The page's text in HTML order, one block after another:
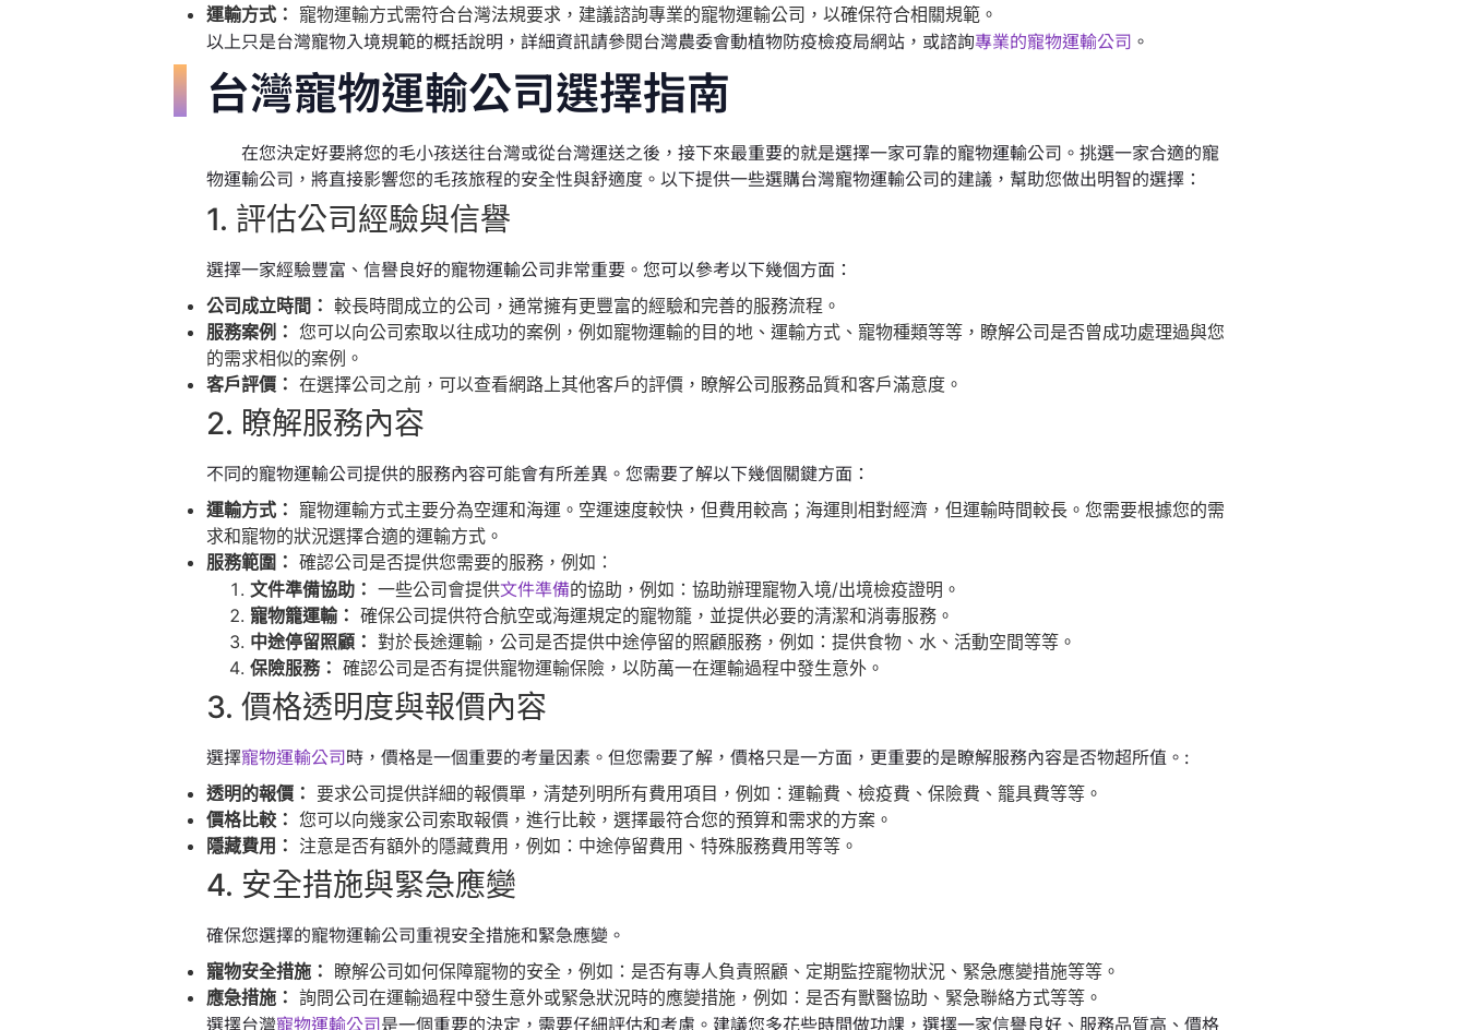
運輸方式： 寵物運輸方式需符合台灣法規要求，建議諮詢專業的寵物運輸公司，以確保符合相關規範。
以上只是台灣寵物入境規範的概括說明，詳細資訊請參閱台灣農委會動植物防疫檢疫局網站，或諮詢專業的寵物運輸公司 。
台灣寵物運輸公司選擇指南
在您決定好要將您的毛小孩送往台灣或從台灣運送之後，接下來最重要的就是選擇一家可靠的寵物運輸公司。挑選一家合適的寵
物運輸公司，將直接影響您的毛孩旅程的安全性與舒適度。以下提供一些選購台灣寵物運輸公司的建議，幫助您做出明智的選擇：
1. 評估公司經驗與信譽
選擇一家經驗豐富、信譽良好的寵物運輸公司非常重要。您可以參考以下幾個方面：
公司成立時間： 較長時間成立的公司，通常擁有更豐富的經驗和完善的服務流程。
服務案例： 您可以向公司索取以往成功的案例，例如寵物運輸的目的地、運輸方式、寵物種類等等，瞭解公司是否曾成功處理過與您
的需求相似的案例。
客戶評價： 在選擇公司之前，可以查看網路上其他客戶的評價，瞭解公司服務品質和客戶滿意度。
2. 瞭解服務內容
不同的寵物運輸公司提供的服務內容可能會有所差異。您需要了解以下幾個關鍵方面：
運輸方式： 寵物運輸方式主要分為空運和海運。空運速度較快，但費用較高；海運則相對經濟，但運輸時間較長。您需要根據您的需
求和寵物的狀況選擇合適的運輸方式。
服務範圍： 確認公司是否提供您需要的服務，例如：
文件準備協助： 一些公司會提供文件準備的協助，例如：協助辦理寵物入境/出境檢疫證明。
寵物籠運輸： 確保公司提供符合航空或海運規定的寵物籠，並提供必要的清潔和消毒服務。
中途停留照顧： 對於長途運輸，公司是否提供中途停留的照顧服務，例如：提供食物、水、活動空間等等。
保險服務： 確認公司是否有提供寵物運輸保險，以防萬一在運輸過程中發生意外。
3. 價格透明度與報價內容
選擇寵物運輸公司時，價格是一個重要的考量因素。但您需要了解，價格只是一方面，更重要的是瞭解服務內容是否物超所值。:
透明的報價： 要求公司提供詳細的報價單，清楚列明所有費用項目，例如：運輸費、檢疫費、保險費、籠具費等等。
價格比較： 您可以向幾家公司索取報價，進行比較，選擇最符合您的預算和需求的方案。
隱藏費用： 注意是否有額外的隱藏費用，例如：中途停留費用、特殊服務費用等等。
4. 安全措施與緊急應變
確保您選擇的寵物運輸公司重視安全措施和緊急應變。
寵物安全措施： 瞭解公司如何保障寵物的安全，例如：是否有專人負責照顧、定期監控寵物狀況、緊急應變措施等等。
應急措施： 詢問公司在運輸過程中發生意外或緊急狀況時的應變措施，例如：是否有獸醫協助、緊急聯絡方式等等。
選擇台灣寵物運輸公司是一個重要的決定，需要仔細評估和考慮。建議您多花些時間做功課，選擇一家信譽良好、服務品質高、價格